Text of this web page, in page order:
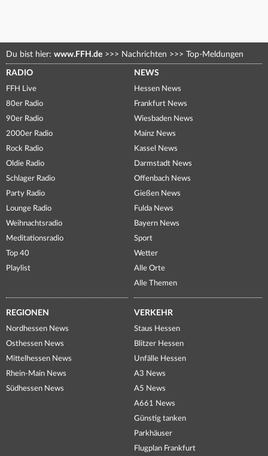
Du bist hier: www.FFH.de >>> Nachrichten >>> Top-Meldungen
RADIO
FFH Live
80er Radio
90er Radio
2000er Radio
Rock Radio
Oldie Radio
Schlager Radio
Party Radio
Lounge Radio
Weihnachtsradio
Meditationsradio
Top 40
Playlist
NEWS
Hessen News
Frankfurt News
Wiesbaden News
Mainz News
Kassel News
Darmstadt News
Offenbach News
Gießen News
Fulda News
Bayern News
Sport
Wetter
Alle Orte
Alle Themen
REGIONEN
Nordhessen News
Osthessen News
Mittelhessen News
Rhein-Main News
Südhessen News
VERKEHR
Staus Hessen
Blitzer Hessen
Unfälle Hessen
A3 News
A5 News
A661 News
Günstig tanken
Parkhäuser
Flugplan Frankfurt